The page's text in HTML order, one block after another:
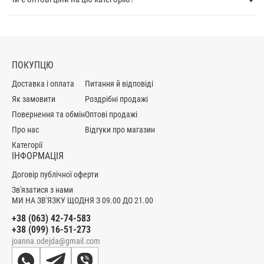
МОДНІ ІННОВАЦІЇ, ІНТЕГРАЦІЯ НОВИХ
Вони розробляють нові лекала, намагаються
застосовувати нестандартні та незвичні матеріали.
втрачають своєї популярності. Це призводить до
оновлення силуетів.
Паралельно з виробниками ми фокусуємо увагу на
різноманітності. На даному етапі можемо запропонувати
зосереджено товари різних типів. Щоб ви не шукали, у
нас ви сформуєте найкращий свій образ. Основою буде
верхній одяг, доповненнями: шикарні
костюми, тандеми блузок і спідниць. Тоді саме час
вибрати топові вироби.
Для ділового, офісного стилю сміливо вибирайте
МИ НА ЗВ'ЯЗКУ ЩОДНЯ З 09.00 ДО 21.00
+38 (063) 42-74-583
+38 (099) 16-51-273
joanna.odejda@gmail.com
ПОКУПЦЮ
Доставка і оплата
Як замовити
Повернення та обмін
Про нас
Категорії
Питання й відповіді
Роздрібні продажі
Оптові продажі
Відгуки про магазин
ІНФОРМАЦІЯ
Договір публічної оферти
Зв'язатися з нами